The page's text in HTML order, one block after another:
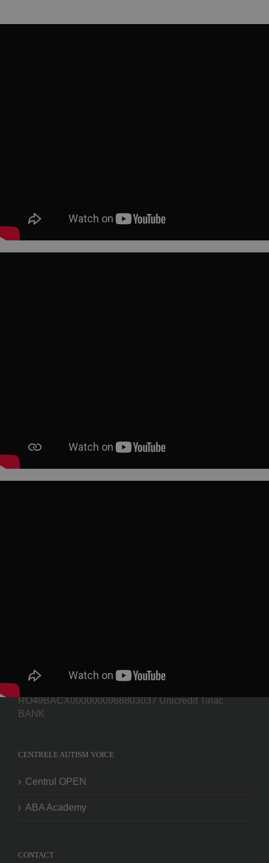
Codul fiscal: CIF 23830437 Contul bancar:
RO49BACX0000000968803037 Unicredit Tiriac
BANK
CENTRELE AUTISM VOICE
Centrul OPEN
ABA Academy
CONTACT